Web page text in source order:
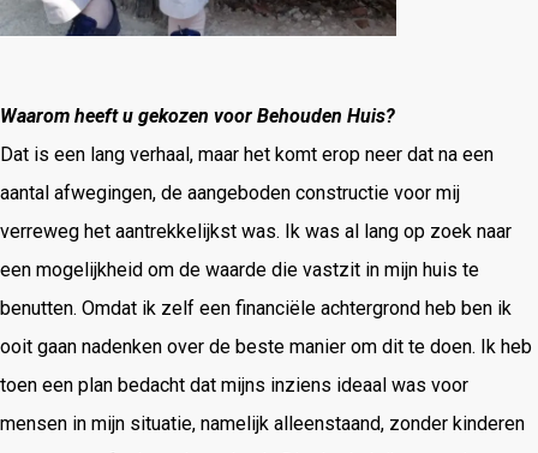
Waarom heeft u gekozen voor Behouden Huis?
Dat is een lang verhaal, maar het komt erop neer dat na een
aantal afwegingen, de aangeboden constructie voor mij
verreweg het aantrekkelijkst was. Ik was al lang op zoek naar
een mogelijkheid om de waarde die vastzit in mijn huis te
benutten. Omdat ik zelf een financiële achtergrond heb ben ik
ooit gaan nadenken over de beste manier om dit te doen. Ik heb
toen een plan bedacht dat mijns inziens ideaal was voor
mensen in mijn situatie, namelijk alleenstaand, zonder kinderen